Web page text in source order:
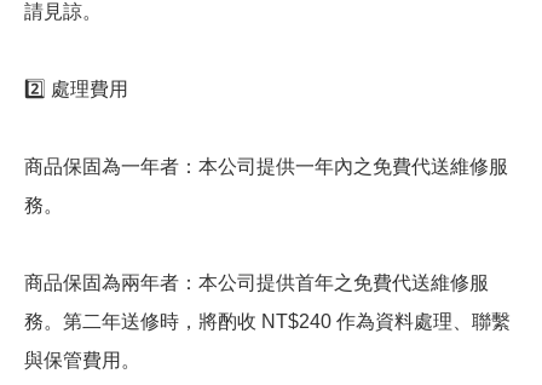
請見諒。
2️⃣ 處理費用
商品保固為一年者：本公司提供一年內之免費代送維修服
務。
商品保固為兩年者：本公司提供首年之免費代送維修服
務。第二年送修時，將酌收 NT$240 作為資料處理、聯繫
與保管費用。